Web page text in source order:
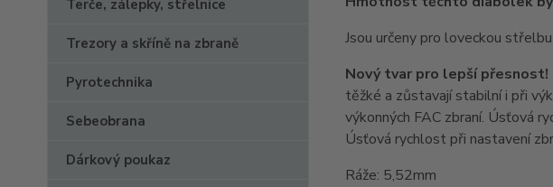
Terče, zálepky, střelnice
Trezory a skříně na zbraně
Pyrotechnika
Sebeobrana
Dárkový poukaz
Jsou určeny pro loveckou
Nový tvar pro lepší přesnost!
těžké a zůstavají stabilní i při
výkonných FAC zbraní. Úsťová
Úsťová rychlost při nastavení
Ráže: 5,52mm